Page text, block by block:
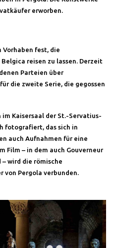
erworben.
Vorhaben fest, die
reisen zu lassen. Derzeit
Parteien über
die zweite Serie, die gegossen
Kaisersaal der St.-Servatius-
fotografiert, das sich in
auch Aufnahmen für eine
Film – in dem auch Gouverneur
– wird die römische
von Pergola verbunden.